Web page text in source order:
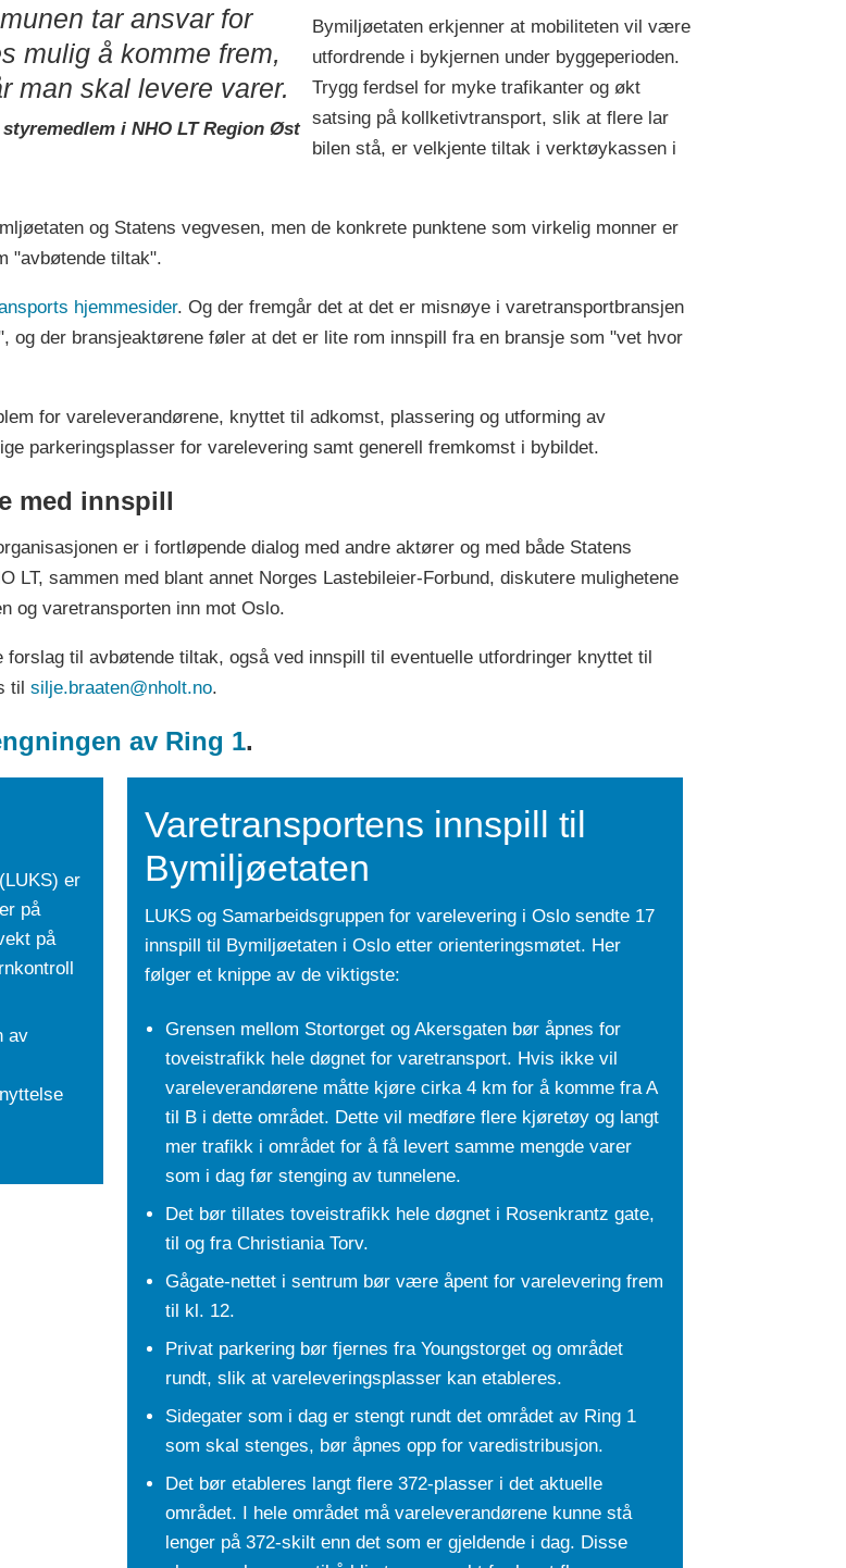
tar ansvar for
mulig å komme frem,
man skal levere varer.
styremedlem i NHO LT Region Øst
Bymiljøetaten erkjenner at mobiliteten vil være
utfordrende i bykjernen under byggeperioden.
Trygg ferdsel for myke trafikanter og økt
satsing på kollketivtransport, slik at flere lar
bilen stå, er velkjente tiltak i verktøykassen i
og Statens vegvesen, men de konkrete punktene som virkelig monner er
"avbøtende tiltak".
hjemmesider. Og der fremgår det at det er misnøye i varetransportbransjen
og der bransjeaktørene føler at det er lite rom innspill fra en bransje som "vet hvor
for vareleverandørene, knyttet til adkomst, plassering og utforming av
parkeringsplasser for varelevering samt generell fremkomst i bybildet.
med innspill
er i fortløpende dialog med andre aktører og med både Statens
LT, sammen med blant annet Norges Lastebileier-Forbund, diskutere mulighetene
og varetransporten inn mot Oslo.
til avbøtende tiltak, også ved innspill til eventuelle utfordringer knyttet til
tilsilje.braaten@nholt.no.
av Ring 1.
er
på
på
av
Varetransportens innspill til
Bymiljøetaten
LUKS og Samarbeidsgruppen for varelevering i Oslo sendte 17
innspill til Bymiljøetaten i Oslo etter orienteringsmøtet. Her
følger et knippe av de viktigste:
Grensen mellom Stortorget og Akersgaten bør åpnes for
toveistrafikk hele døgnet for varetransport. Hvis ikke vil
vareleverandørene måtte kjøre cirka 4 km for å komme fra A
til B i dette området. Dette vil medføre flere kjøretøy og langt
mer trafikk i området for å få levert samme mengde varer
som i dag før stenging av tunnelene.
Det bør tillates toveistrafikk hele døgnet i Rosenkrantz gate,
til og fra Christiania Torv.
Gågate-nettet i sentrum bør være åpent for varelevering frem
til kl. 12.
Privat parkering bør fjernes fra Youngstorget og området
rundt, slik at vareleveringsplasser kan etableres.
Sidegater som i dag er stengt rundt det området av Ring 1
som skal stenges, bør åpnes opp for varedistribusjon.
Det bør etableres langt flere 372-plasser i det aktuelle
området. I hele området må vareleverandørene kunne stå
lenger på 372-skilt enn det som er gjeldende i dag. Disse